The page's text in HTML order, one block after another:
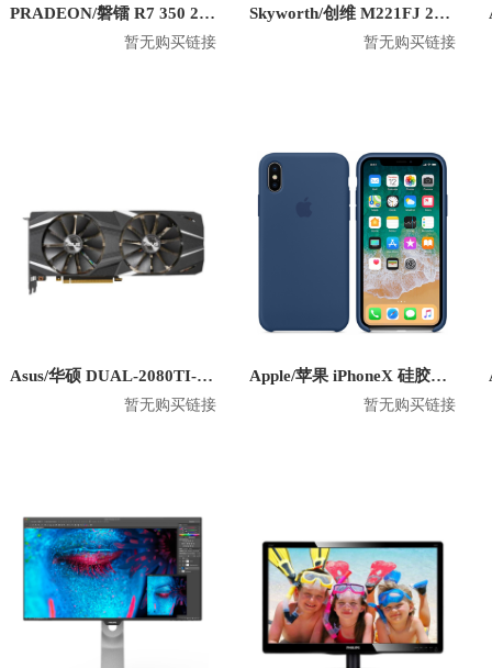
PRADEON/磐镭 R7 350 2G 6miniDP 六屏显卡
暂无购买链接
Skyworth/创维 M221FJ 21.5英寸 1080P平面显示器
暂无购买链接
Asus/华硕 DUAL-2080TI-O11G 显卡
暂无购买链接
Apple/苹果 iPhoneX 硅胶防摔手机壳
暂无购买链接